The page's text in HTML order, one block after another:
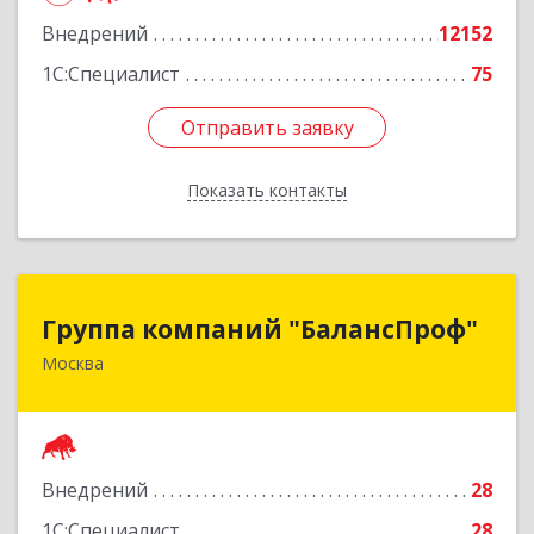
Внедрений
12152
1С:Специалист
75
Отправить заявку
Показать контакты
Отправить заявку
Назад
Группа компаний "БалансПроф"
Москва
Внедрений
28
Группа компаний "БалансПроф"
127238, Москва г, Локомотивный проезд, дом